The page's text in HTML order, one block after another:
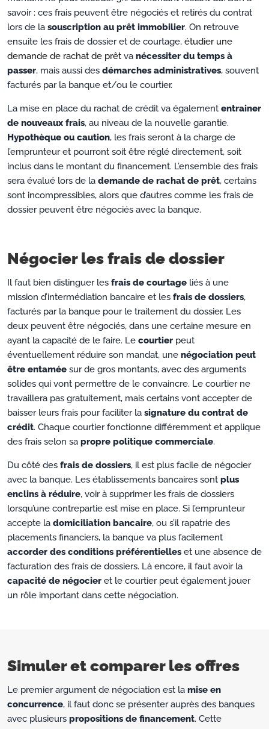
savoir : ces frais peuvent être négociés et retirés du contrat
lors de la souscription au prêt immobilier. On retrouve
ensuite les frais de dossier et de courtage, étudier une
demande de rachat de prêt va nécessiter du temps à
passer, mais aussi des démarches administratives, souvent
facturés par la banque et/ou le courtier.
La mise en place du rachat de crédit va également entrainer
de nouveaux frais, au niveau de la nouvelle garantie.
Hypothèque ou caution, les frais seront à la charge de
l’emprunteur et pourront soit être réglé directement, soit
inclus dans le montant du financement. L’ensemble des frais
sera évalué lors de la demande de rachat de prêt, certains
sont incompressibles, alors que d’autres comme les frais de
dossier peuvent être négociés avec la banque.
Négocier les frais de dossier
Il faut bien distinguer les frais de courtage liés à une
mission d’intermédiation bancaire et les frais de dossiers,
facturés par la banque pour le traitement du dossier. Les
deux peuvent être négociés, dans une certaine mesure en
ayant la capacité de le faire. Le courtier peut
éventuellement réduire son mandat, une négociation peut
être entamée sur de gros montants, avec des arguments
solides qui vont permettre de le convaincre. Le courtier ne
travaillera pas gratuitement, mais certains vont accepter de
baisser leurs frais pour faciliter la signature du contrat de
crédit. Chaque courtier fonctionne différemment et applique
des frais selon sa propre politique commerciale.
Du côté des frais de dossiers, il est plus facile de négocier
avec la banque. Les établissements bancaires sont plus
enclins à réduire, voir à supprimer les frais de dossiers
lorsqu’une contrepartie est mise en place. Si l’emprunteur
accepte la domiciliation bancaire, ou s’il rapatrie des
placements financiers, la banque va plus facilement
accorder des conditions préférentielles et une absence de
facturation des frais de dossiers. Là encore, il faut avoir la
capacité de négocier et le courtier peut également jouer
un rôle important dans cette négociation.
Simuler et comparer les offres
Le premier argument de négociation est la mise en
concurrence, il faut donc se présenter auprès des banques
avec plusieurs propositions de financement. Cette